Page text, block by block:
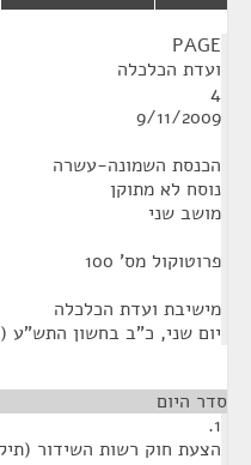
PAGE
ועדת הכלכלה
4
9/11/2009
הכנסת השמונה-עשרה
נוסח לא מתוקן
מושב שני
פרוטוקול מס' 100
מישיבת ועדת הכלכלה
‏יום שני, כ"ב בחשון התש"ע (‏9 בנובמבר, 2009), שעה 13:30
סדר היום
1.